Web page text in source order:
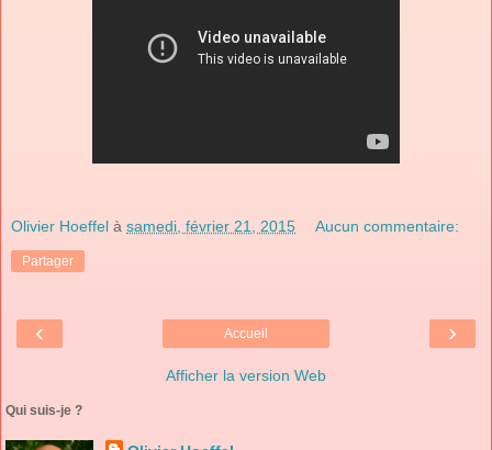
Olivier Hoeffel à samedi, février 21, 2015 Aucun commentaire:
Partager
‹ ›
Accueil
Afficher la version Web
Qui suis-je ?